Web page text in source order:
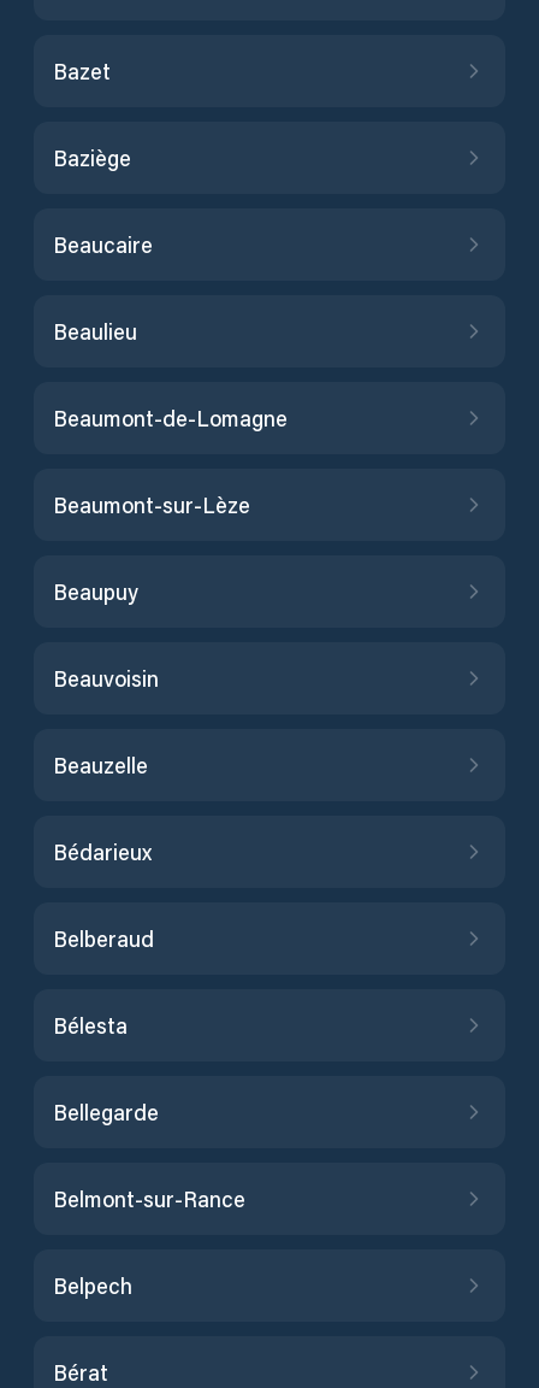
Bazet
Baziège
Beaucaire
Beaulieu
Beaumont-de-Lomagne
Beaumont-sur-Lèze
Beaupuy
Beauvoisin
Beauzelle
Bédarieux
Belberaud
Bélesta
Bellegarde
Belmont-sur-Rance
Belpech
Bérat